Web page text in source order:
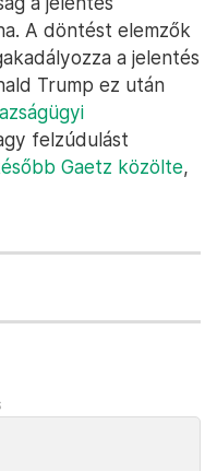
A döntést elemzők
a jelentés
Trump ez után
felzúdulást
Gaetz közölte,